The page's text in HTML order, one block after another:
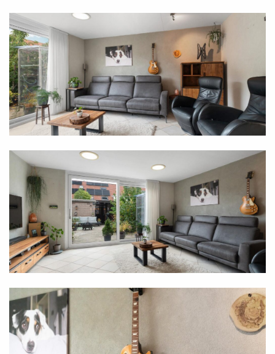
Op deze verdieping vind je een praktische
wasruimte en extra bergruimte achter de
knieschotten. Ideaal voor het netjes opbergen van
koffers, seizoensspullen of hobby materiaal. Dankzij
de royale indeling leent deze etage zich perfect als
extra slaapkamer, fijne thuiswerkplek of
comfortabele logeerkamer.
Tuin:
Een tuin vol rust én zon: via de schuifpui in de
woonkamer stap je zo de achtertuin in. Deze is
gelegen op het noordoosten en biedt een heerlijke
plek om te ontspannen. Begin de dag met de
ochtendzon en een verse kop koffie, en sluit af met
een gezellige borrel of etentje in de frisse
kinderen hier veilig spelen, terwijl jij optimaal tot rust
komt na een drukke dag. Kortom: een fijne
buitenoase waar het elke dag genieten is.